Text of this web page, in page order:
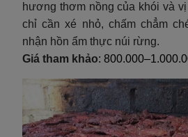
hương thơm nồng của khói và
chỉ cần xé nhỏ, chấm chẳm
nhận hồn ẩm thực núi rừng.
Giá tham khảo: